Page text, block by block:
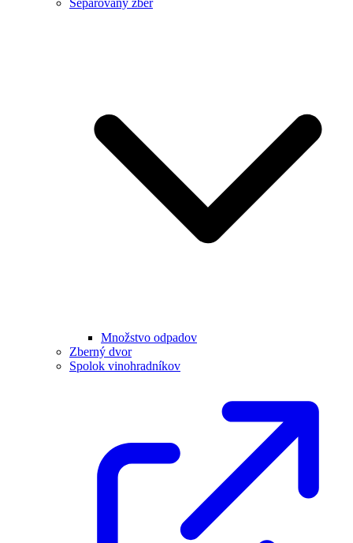
Separovaný zber
Množstvo odpadov
Zberný dvor
Spolok vinohradníkov